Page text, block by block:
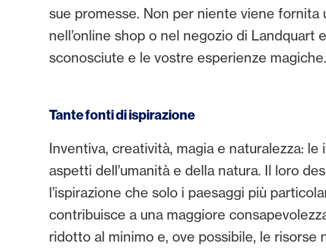
sue promesse. Non per niente viene fornita
nell’online shop o nel negozio di
sconosciute e le vostre esperienze magiche.
Tante fonti di ispirazione
Inventiva, creatività, magia e naturalezza:
aspetti dell’umanità e della natura. Il loro
l’ispirazione che solo i paesaggi più
contribuisce a una maggiore
ridotto al minimo e, ove possibile, le risorse